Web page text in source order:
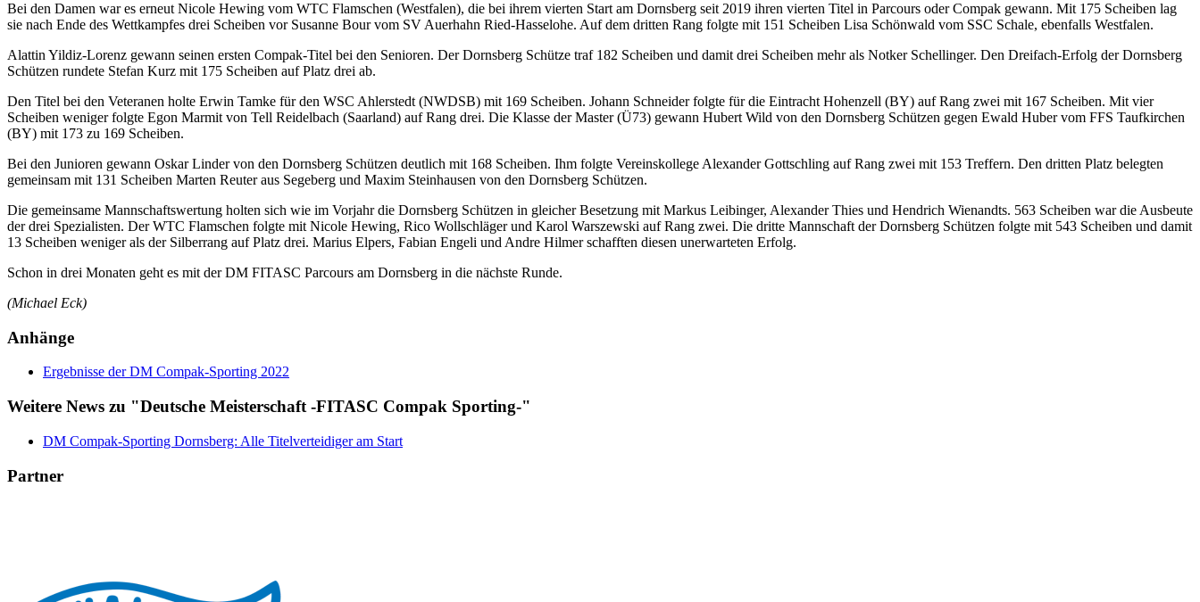
Bei den Damen war es erneut Nicole Hewing vom WTC Flamschen (Westfalen), die bei ihrem vierten Start am Dornsberg seit 2019 ihren vierten Titel in Parcours oder Compak gewann. Mit 175 Scheiben lag
sie nach Ende des Wettkampfes drei Scheiben vor Susanne Bour vom SV Auerhahn Ried-Hasselohe. Auf dem dritten Rang folgte mit 151 Scheiben Lisa Schönwald vom SSC Schale, ebenfalls Westfalen.
Alattin Yildiz-Lorenz gewann seinen ersten Compak-Titel bei den Senioren. Der Dornsberg Schütze traf 182 Scheiben und damit drei Scheiben mehr als Notker Schellinger. Den Dreifach-Erfolg der Dornsberg
Schützen rundete Stefan Kurz mit 175 Scheiben auf Platz drei ab.
Den Titel bei den Veteranen holte Erwin Tamke für den WSC Ahlerstedt (NWDSB) mit 169 Scheiben. Johann Schneider folgte für die Eintracht Hohenzell (BY) auf Rang zwei mit 167 Scheiben. Mit vier
Scheiben weniger folgte Egon Marmit von Tell Reidelbach (Saarland) auf Rang drei. Die Klasse der Master (Ü73) gewann Hubert Wild von den Dornsberg Schützen gegen Ewald Huber vom FFS Taufkirchen
(BY) mit 173 zu 169 Scheiben.
Bei den Junioren gewann Oskar Linder von den Dornsberg Schützen deutlich mit 168 Scheiben. Ihm folgte Vereinskollege Alexander Gottschling auf Rang zwei mit 153 Treffern. Den dritten Platz belegten
gemeinsam mit 131 Scheiben Marten Reuter aus Segeberg und Maxim Steinhausen von den Dornsberg Schützen.
Die gemeinsame Mannschaftswertung holten sich wie im Vorjahr die Dornsberg Schützen in gleicher Besetzung mit Markus Leibinger, Alexander Thies und Hendrich Wienandts. 563 Scheiben war die Ausbeute
der drei Spezialisten. Der WTC Flamschen folgte mit Nicole Hewing, Rico Wollschläger und Karol Warszewski auf Rang zwei. Die dritte Mannschaft der Dornsberg Schützen folgte mit 543 Scheiben und damit
13 Scheiben weniger als der Silberrang auf Platz drei. Marius Elpers, Fabian Engeli und Andre Hilmer schafften diesen unerwarteten Erfolg.
Schon in drei Monaten geht es mit der DM FITASC Parcours am Dornsberg in die nächste Runde.
(Michael Eck)
Anhänge
Ergebnisse der DM Compak-Sporting 2022
Weitere News zu "Deutsche Meisterschaft -FITASC Compak Sporting-"
DM Compak-Sporting Dornsberg: Alle Titelverteidiger am Start
Partner